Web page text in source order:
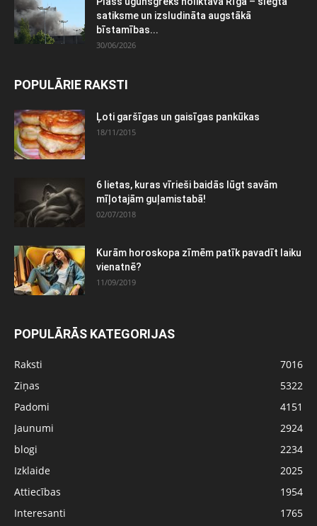
satiksme un izsludināta augstākā
bīstamības...
30/06/2026
POPULĀRIE RAKSTI
Ļoti garšīgas un gaisīgas pankūkas
18/11/2015
6 lietas, kuras vīrieši baidās lūgt savām
mīļotajām guļamistabā!
02/07/2018
Kurām horoskopa zīmēm patīk pavadīt laiku
vienatnē?
11/09/2019
POPULĀRĀS KATEGORIJAS
Raksti
7016
Ziņas
5322
Padomi
4151
Jaunumi
2924
blogi
2234
Izklaide
2025
Attiecības
1954
Interesanti
1765